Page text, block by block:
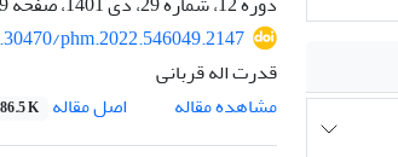
phm.2022.546049.2147
قدرت اله قربانی
مشاهده مقاله
اصل مقاله K